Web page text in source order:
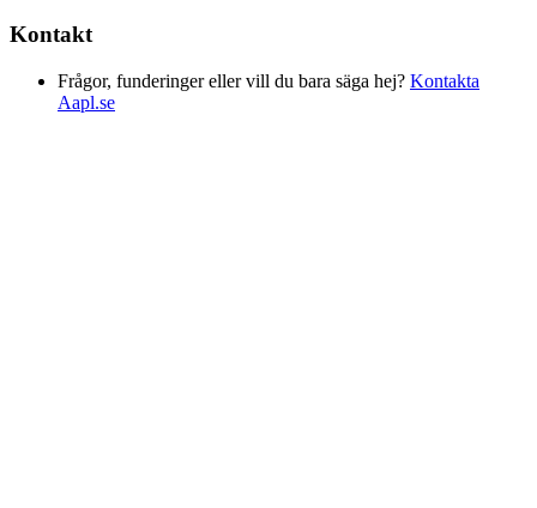
Kontakt
Frågor, funderinger eller vill du bara säga hej? Kontakta
Aapl.se